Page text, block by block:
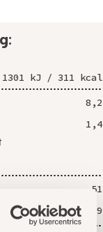
1301 kJ / 311 kcal
8,2
1,4
51
19